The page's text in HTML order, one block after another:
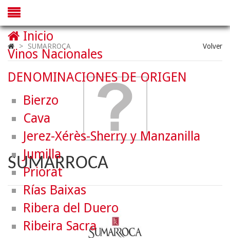
> SUMARROCA Volver
SUMARROCA
Inicio
Vinos Nacionales
DENOMINACIONES DE ORIGEN
Bierzo
Cava
Jerez-Xérès-Sherry y Manzanilla
Jumilla
Priorat
Rías Baixas
Ribera del Duero
Ribeira Sacra